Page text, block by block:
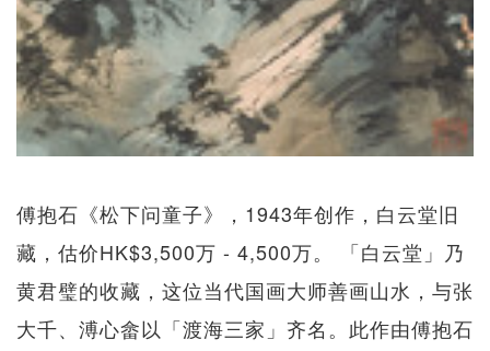
傅抱石《松下问童子》，1943年创作，白云堂旧
藏，估价HK$3,500万 - 4,500万。 「白云堂」乃
黄君璧的收藏，这位当代国画大师善画山水，与张
大千、溥心畲以「渡海三家」齐名。此作由傅抱石